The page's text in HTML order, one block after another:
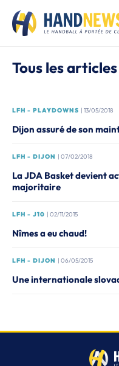
Tous les
LFH - PLAYDOWNS | 13/05/2018
Dijon assuré de son
LFH - DIJON | 07/02/2018
La JDA Basket devient
majoritaire
LFH - J10 | 02/11/2015
Nîmes a eu chaud!
LFH - DIJON | 06/05/2015
Une internationale